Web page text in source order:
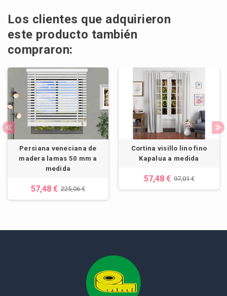
Los clientes que adquirieron
este producto también
compraron:
Persiana veneciana de
madera lamas 50 mm a
medida
57,48 € 225,06 €
Cortina visillo lino fino
Kapalua a medida
57,48 € 97,01 €